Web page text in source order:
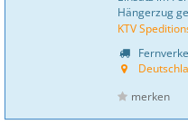
Hängerzug
KTV
merken